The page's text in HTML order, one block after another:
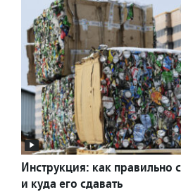
Инструкция: как правильно
и куда его сдавать